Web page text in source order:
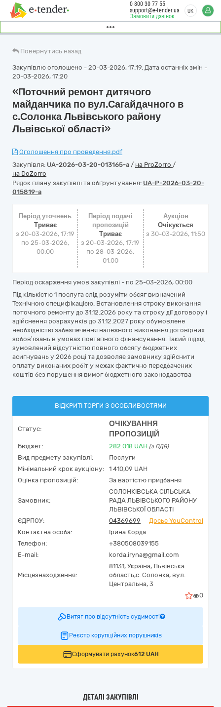
Замовити дзвінок
0 800 30 77 55
support@e-tender.ua
UK
Повернутись назад
Закупівлю оголошено - 20-03-2026, 17:19. Дата останніх змін -
20-03-2026, 17:20
«Поточний ремонт дитячого
майданчика по вул.Сагайдачного в
с.Солонка Львівського району
Львівської області»
Оголошення про проведення.pdf
Закупівля: UA-2026-03-20-013165-a / на ProZorro /
на DoZorro
Рядок плану закупівлі та обґрунтування: UA-P-2026-03-20-
015819-a
Період уточнень
Триває
з 20-03-2026, 17:19
по 25-03-2026,
00:00
Період подачі
пропозицій
Триває
з 20-03-2026, 17:19
по 28-03-2026,
01:00
Аукціон
Очікується
з30-03-2026, 11:50
Період оскарження умов закупівлі - по 25-03-2026, 00:00
Під кількістю 1 послуга слід розуміти обсяг визначений
Технічною специфікацією. Встановлення строку виконання
поточного ремонту до 31.12.2026 року та строку дії договору і
здійснення розрахунків до 31.12.2027 року обумовлене
необхідністю забезпечення належного виконання договірних
зобов’язань в умовах поетапного фінансування. Такий підхід
зумовлений відсутністю повного обсягу бюджетних
асигнувань у 2026 році та дозволяє замовнику здійснити
оплату виконаних робіт у межах фактично передбачених
коштів без порушення вимог бюджетного законодавства
ВІДКРИТІ ТОРГИ З ОСОБЛИВОСТЯМИ
Статус:
ОЧІКУВАННЯ
ПРОПОЗИЦІЙ
Бюджет: 282 018 UAH (з ПДВ)
Вид предмету закупівлі:
Послуги
Мінімальний крок аукціону:
1 410,09 UAH
Оцінка пропозицій:
За вартістю придбання
Замовник:
СОЛОНКІВСЬКА СІЛЬСЬКА
РАДА ЛЬВІВСЬКОГО РАЙОНУ
ЛЬВІВСЬКОЇ ОБЛАСТІ
ЄДРПОУ:
04369699
Досьє YouControl
Контактна особа:
Ірина Корда
Телефон:
+380508039155
E-mail:
korda.iryna@gmail.com
Місцезнаходження:
81131, Україна, Львівська
область,с. Солонка, вул.
Центральна, 3
0
Витяг про відсутність судимості
Реєстр корупційних порушників
Сформувати рахунок612 UAH
ДЕТАЛІ ЗАКУПІВЛІ